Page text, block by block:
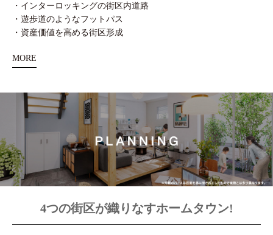
・インターロッキングの街区内道路
・遊歩道のようなフットパス
・資産価値を高める街区形成
MORE
4つの街区が織りなすホームタウン!